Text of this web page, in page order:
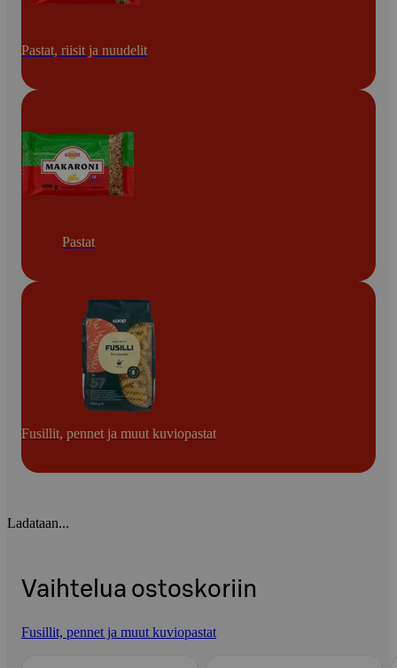
Pastat, riisit ja nuudelit
Pastat
Fusillit, pennet ja muut kuviopastat
Ladataan...
Vaihtelua ostoskoriin
Fusillit, pennet ja muut kuviopastat